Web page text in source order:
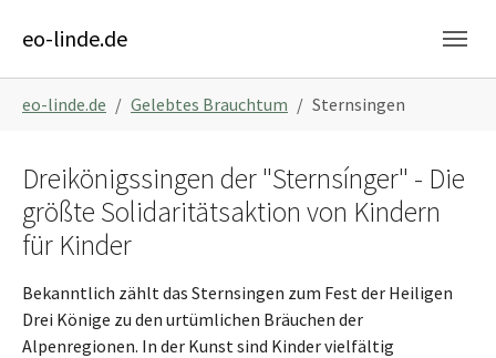
eo-linde.de
eo-linde.de Gelebtes Brauchtum Sternsingen
Dreikönigssingen der "Sternsínger" - Die
größte Solidaritätsaktion von Kindern
für Kinder
Bekanntlich zählt das Sternsingen zum Fest der Heiligen
Drei Könige zu den urtümlichen Bräuchen der
Alpenregionen. In der Kunst sind Kinder vielfältig